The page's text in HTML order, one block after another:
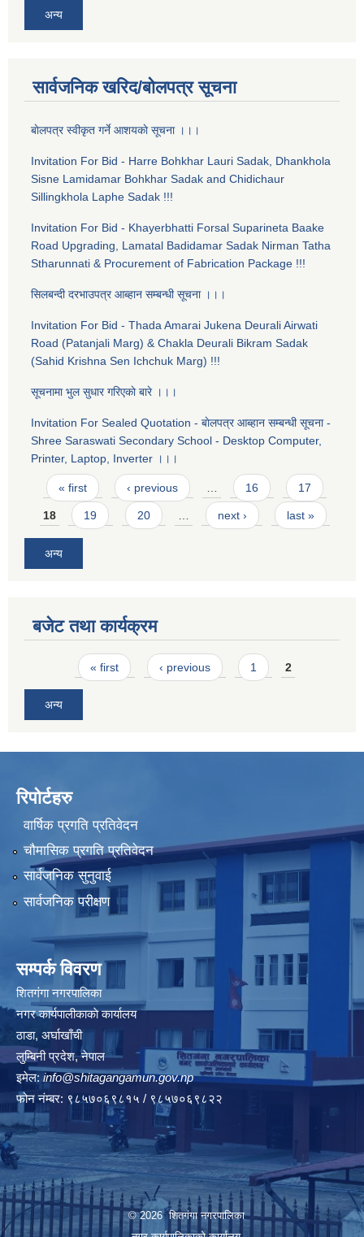
अन्य
सार्वजनिक खरिद/बोलपत्र सूचना
बाेलपत्र स्वीकृत गर्ने आशयकाे सूचना ।।।
Invitation For Bid - Harre Bohkhar Lauri Sadak, Dhankhola
Sisne Lamidamar Bohkhar Sadak and Chidichaur
Sillingkhola Laphe Sadak !!!
Invitation For Bid - Khayerbhatti Forsal Suparineta Baake
Road Upgrading, Lamatal Badidamar Sadak Nirman Tatha
Stharunnati & Procurement of Fabrication Package !!!
सिलबन्दी दरभाउपत्र आब्हान सम्बन्धी सूचना ।।।
Invitation For Bid - Thada Amarai Jukena Deurali Airwati
Road (Patanjali Marg) & Chakla Deurali Bikram Sadak
(Sahid Krishna Sen Ichchuk Marg) !!!
सूचनामा भुल सुधार गरिएकाे बारे ।।।
Invitation For Sealed Quotation - बाेलपत्र आब्हान सम्बन्धी सूचना -
Shree Saraswati Secondary School - Desktop Computer,
Printer, Laptop, Inverter ।।।
Pages
« first ‹ previous … 16 17
18 19 20 … next › last »
अन्य
बजेट तथा कार्यक्रम
Pages« first ‹ previous 1 2
अन्य
रिपोर्टहरु
वार्षिक प्रगति प्रतिवेदन
चौमासिक प्रगति प्रतिवेदन
सार्वजनिक सुनुवाई
सार्वजनिक परीक्षण
सम्पर्क विवरण
शितगंगा नगरपालिका
नगर कार्यपालीकाकाे कार्यालय
ठाडा, अर्घाखाँची
लुम्बिनी प्रदेश, नेपाल
इमेल: info@shitagangamun.gov.np
फोन नंम्बर: ९८५७०६९८१५ / ९८५७०६९८२२
© 2026 शितगंगा नगरपालिका